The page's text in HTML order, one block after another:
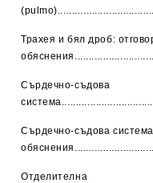
Трахея и бял дроб:
Сърдечно-съдова
Сърдечно-съдова
Отделителна